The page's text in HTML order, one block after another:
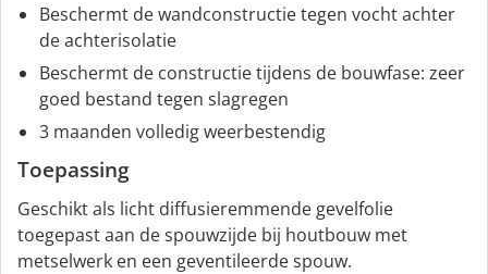
Beschermt de wandconstructie tegen vocht achter
de achterisolatie
Beschermt de constructie tijdens de bouwfase: zeer
goed bestand tegen slagregen
3 maanden volledig weerbestendig
Toepassing
Geschikt als licht diffusieremmende gevelfolie
toegepast aan de spouwzijde bij houtbouw met
metselwerk en een geventileerde spouw.